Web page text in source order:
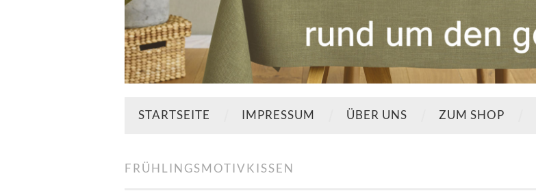
STARTSEITE IMPRESSUM ÜBER UNS ZUM SHOP
FRÜHLINGSMOTIVKISSEN